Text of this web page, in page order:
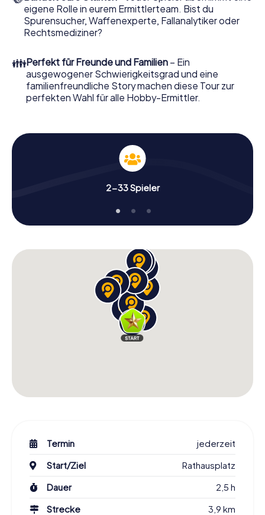
Nun fehlt Ihnen nur noch eine Kleinigkeit, um mit Ihren
Ermittlungen in Gmunden zu starten: Ihr Ticketcode!
Postfach. Jetzt starten Sie Ihren Online-Browser, geben
Ihren Code ein – und sind startklar!
Worauf warten Sie noch? Gmunden zählt auf Sie!
eigene Rolle in eurem Ermittlerteam. Bist du
Spurensucher, Waffenexperte, Fallanalytiker oder
Rechtsmediziner?
👪Perfekt für Freunde und Familien – Ein
ausgewogener Schwierigkeitsgrad und eine
familienfreundliche Story machen diese Tour zur
perfekten Wahl für alle Hobby-Ermittler.
2-33 Spieler
Termin
jederzeit
Start/Ziel
Rathausplatz
Dauer
2,5 h
Strecke
3,9 km